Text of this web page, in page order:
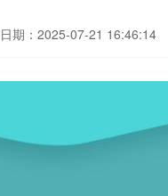
日期：2025-07-21 16:46:14